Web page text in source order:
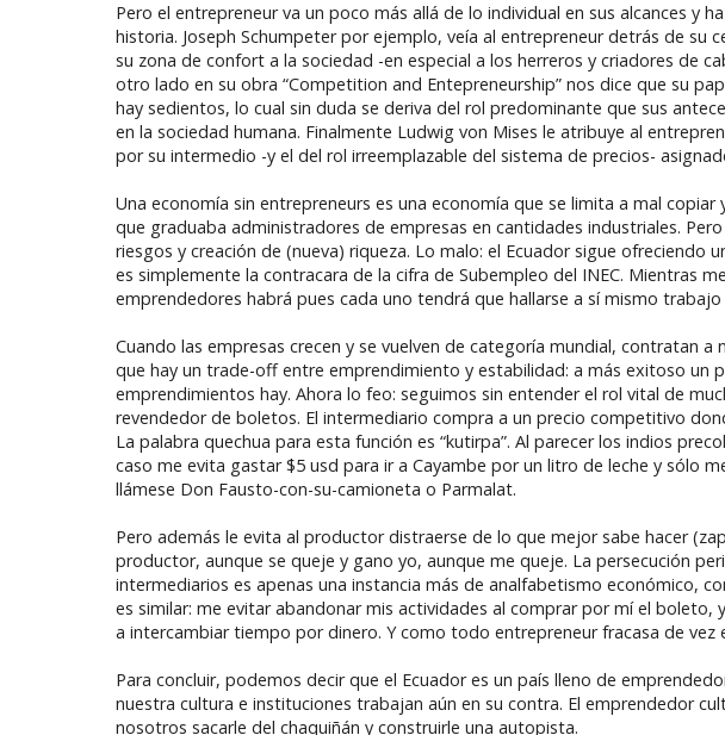
Pero el entrepreneur va un poco más allá de lo individual en sus alcances
historia. Joseph Schumpeter por ejemplo, veía al entrepreneur detrás de su
su zona de confort a la sociedad -en especial a los herreros y criadores de
otro lado en su obra “Competition and Entepreneurship” nos dice que su
hay sedientos, lo cual sin duda se deriva del rol predominante que sus
en la sociedad humana. Finalmente Ludwig von Mises le atribuye al
por su intermedio -y el del rol irreemplazable del sistema de precios-
Una economía sin entrepreneurs es una economía que se limita a mal
que graduaba administradores de empresas en cantidades industriales.
riesgos y creación de (nueva) riqueza. Lo malo: el Ecuador sigue
es simplemente la contracara de la cifra de Subempleo del INEC. Mientras
emprendedores habrá pues cada uno tendrá que hallarse a sí mismo
Cuando las empresas crecen y se vuelven de categoría mundial, contratan
que hay un trade-off entre emprendimiento y estabilidad: a más exitoso un
emprendimientos hay. Ahora lo feo: seguimos sin entender el rol vital de
revendedor de boletos. El intermediario compra a un precio competitivo
La palabra quechua para esta función es “kutirpa”. Al parecer los indios
caso me evita gastar $5 usd para ir a Cayambe por un litro de leche y sólo
llámese Don Fausto-con-su-camioneta o Parmalat.
Pero además le evita al productor distraerse de lo que mejor sabe hacer
productor, aunque se queje y gano yo, aunque me queje. La persecución
intermediarios es apenas una instancia más de analfabetismo económico,
es similar: me evitar abandonar mis actividades al comprar por mí el
a intercambiar tiempo por dinero. Y como todo entrepreneur fracasa de
Para concluir, podemos decir que el Ecuador es un país lleno de
nuestra cultura e instituciones trabajan aún en su contra. El emprendedor
nosotros sacarle del chaquiñán y construirle una autopista.